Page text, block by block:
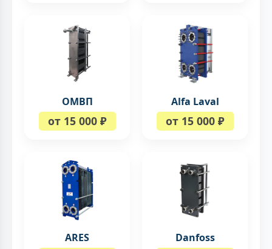
ОМВП
от 15 000 ₽
Alfa Laval
от 15 000 ₽
ARES Danfoss